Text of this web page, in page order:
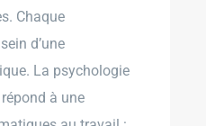
Chaque
d’une
La psychologie
à une